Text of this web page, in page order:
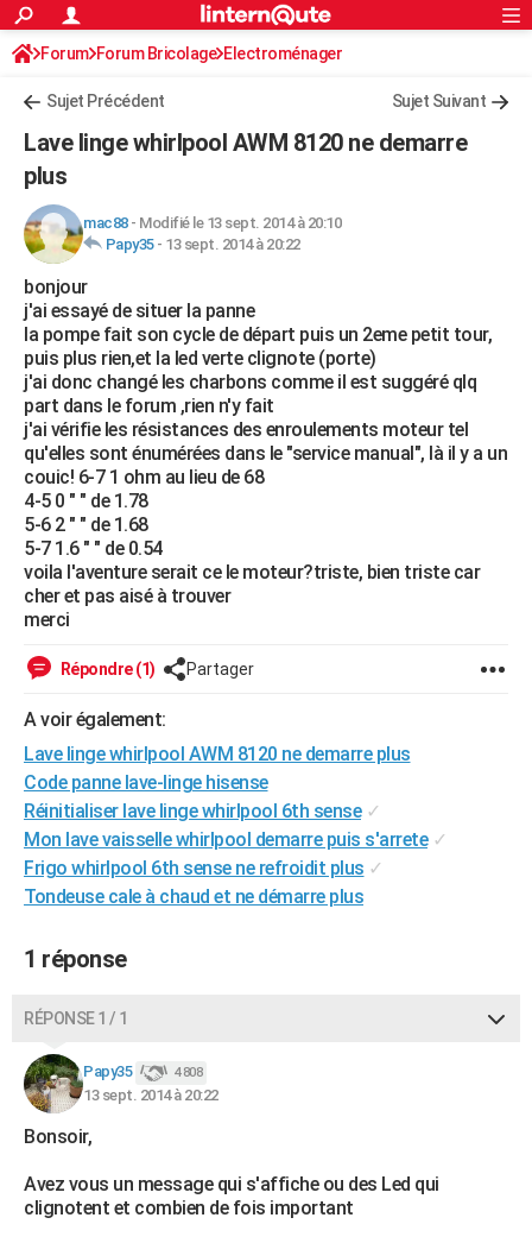
ACTUALITÉS
Politique
Société
Faits Divers
Education
Monde
Villes
+
Programme TV
Streaming
Cinéma
Sorties cinéma
Musique
FINANCE
Retraite
Impôts
Epargne
Immobilier
Risques naturels par ville
Banque
Assurance
Crédit
AUTO
Essais
Réserver un essai
Citadines
Berlines
SUV
Forum auto
HIGH-TECH
Mobiles
Meilleur smartphone
Internet
Ordinateurs
Jeux vidéo
Guide high-tech
+
BRICOLAGE
Forum
Aménagement intérieur
Extérieur
Cuisine
Salle de bains
Jardinage
Rangement
WEEK-END
Guides de France
Escapades
Patrimoine
Expositions
Musées
Week-end nature
LIFESTYLE
Art de vivre
Bien-être
Loisirs
Mode
Modes de vie
SANTE
Alimentation
Guide de la santé
Maladies
Médicaments
Sommeil
VOYAGE
Destinations
City break
Voyage nature
Voyage de noces
Forum
Climat
+PHOTO
GUIDES D'ACHAT
BONS PLANS
Carte de Noël
Carte Bonne année
Carte Saint-Valentin
Carte Pâques
Carte d'anniversaire
DICTIONNAIRE
Dictionnaire
Biographies
Citations
Expressions
Proverbes
PROGRAMME TV
COPAINS D'AVANT
S'inscrire
Se connecter
Lycées
Collèges
Primaires
Universités
Entreprises
Service militaire
Avis de recherche
AVIS DE DÉCÈS
FORUM
S'inscrire
Connexion
Forum Forum Bricolage Electroménager
Sujet Précédent Sujet Suivant
Lave linge whirlpool AWM 8120 ne demarre
plus
mac88- Modifié le 13 sept. 2014 à 20:10
Papy35- 13 sept. 2014 à 20:22
bonjour
j'ai essayé de situer la panne
la pompe fait son cycle de départ puis un 2eme petit tour,
puis plus rien,et la led verte clignote (porte)
j'ai donc changé les charbons comme il est suggéré qlq
part dans le forum ,rien n'y fait
j'ai vérifie les résistances des enroulements moteur tel
qu'elles sont énumérées dans le "service manual", là il y a un
couic! 6-7 1 ohm au lieu de 68
4-5 0 " " de 1.78
5-6 2 " " de 1.68
5-7 1.6 " " de 0.54
voila l'aventure serait ce le moteur?triste, bien triste car
cher et pas aisé à trouver
merci
Répondre (1) Partager
A voir également:
Lave linge whirlpool AWM 8120 ne demarre plus
Code panne lave-linge hisense
Réinitialiser lave linge whirlpool 6th sense ✓
Mon lave vaisselle whirlpool demarre puis s'arrete ✓
Frigo whirlpool 6th sense ne refroidit plus ✓
Tondeuse cale à chaud et ne démarre plus
1 réponse
RÉPONSE 1 / 1
Papy35 4 808
13 sept. 2014 à 20:22
Bonsoir,
Avez vous un message qui s'affiche ou des Led qui
clignotent et combien de fois important